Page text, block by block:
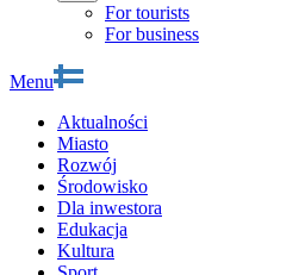
For tourists
For business
Menu
Aktualności
Miasto
Rozwój
Środowisko
Dla inwestora
Edukacja
Kultura